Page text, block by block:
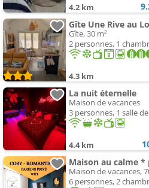
4.2 km
Gîte Une Rive au
Gîte, 30 m²
2 personnes, 1
4.3 km
La nuit éternelle
Maison de vacances
3 personnes, 1 salle
4.4 km
Maison au calme
Maison de vacances,
6 personnes, 2